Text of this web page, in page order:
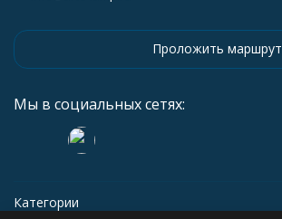
Проложить маршрут
Мы в социальных сетях:
Категории